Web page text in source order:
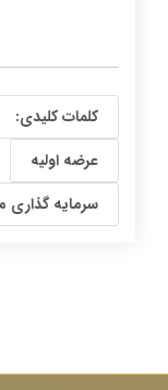
کلمات کلیدی:
عرضه اولیه
سرمایه گذاری